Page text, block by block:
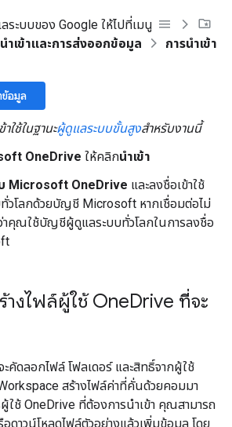
ระบบของ Google ให้ไปที่เมนู
ำเข้าและการส่งออกข้อมูล
การนำเข้า
ข้อมูล
ใช้ในฐานะผู้ดูแลระบบขั้นสูงสำหรับงานนี้
OneDrive ให้คลิกนำเข้า
Microsoft OneDrive และลงชื่อเข้าใช้
วโลกด้วยบัญชี Microsoft หากเชื่อมต่อไม่
าคุณใช้บัญชีผู้ดูแลระบบทั่วโลกในการลงชื่อ
งไฟล์ผู้ใช้ OneDrive ที่จะ
ะคัดลอกไฟล์ โฟลเดอร์ และสิทธิ์จากผู้ใช้
สร้างไฟล์ค่าที่คั่นด้วยคอมมา
ใช้ OneDrive ที่ต้องการนำเข้า คุณสามารถ
อดาวน์โหลดไฟล์ตัวอย่างแล้วเพิ่มข้อมูล โดย